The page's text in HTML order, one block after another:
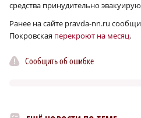
средства принудительно
Ранее на сайте pravda-nn.ru
Покровская перекроют на месяц.
Сообщить об ошибке